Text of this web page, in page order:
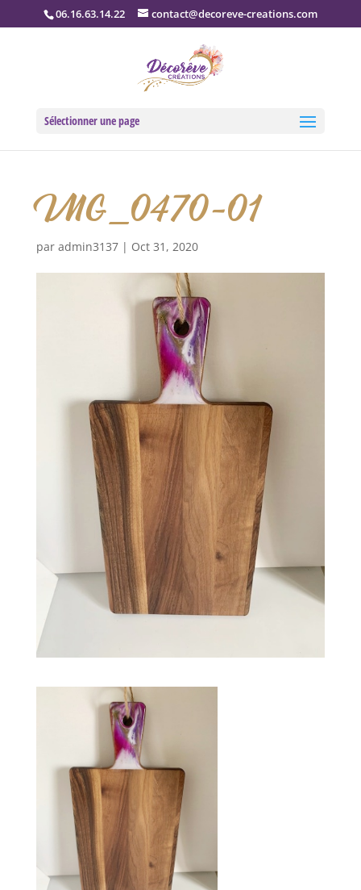
06.16.63.14.22 contact@decoreve-creations.com
Sélectionner une page
IMG_0470-01
par admin3137| Oct 31, 2020